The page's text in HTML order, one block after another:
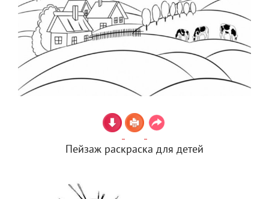
Пейзаж раскраска для детей